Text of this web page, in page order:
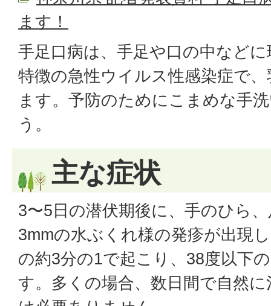
ます！
手足口病は、手足や口の中など
特徴の急性ウイルス性感染症で
ます。予防のためにこまめな手
う。
主な症状
3〜5日の潜伏期後に、手のひら
3mmの水ぶくれ様の発疹が出現
の約3分の1で起こり、38度以下
す。多くの場合、数日間で自然